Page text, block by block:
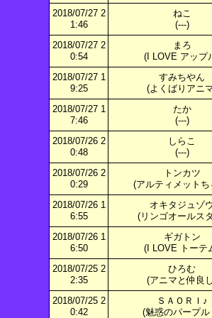
2018/07/27 2
1:46
ねこ
(---)
2018/07/27 2
0:54
まろ
(I LOVE アップ
2018/07/27 1
9:25
すみちやん
(よくばりアニ
2018/07/27 1
7:46
たか
(---)
2018/07/26 2
0:48
しらこ
(---)
2018/07/26 2
0:29
トンカツ
(アルティメットち
2018/07/26 1
6:55
オキタジュゾ
(リンゴオールス
2018/07/26 1
6:50
ギガトン
(I LOVE トーテ
2018/07/25 2
2:35
ひろむ
(アニマと仲良
2018/07/25 2
0:42
ＳＡＯＲＩ♪
(魅惑のパープル